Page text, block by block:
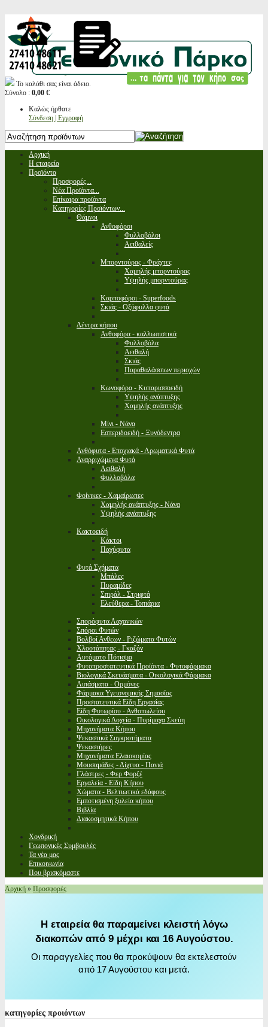
Το καλάθι σας είναι άδειο.
Σύνολο : 0,00 €
Καλώς ήρθατε
Σύνδεση | Εγγραφή
Αρχική
Η εταιρεία
Προϊόντα
Προσφορές...
Νέα Προϊόντα...
Επίκαιρα προϊόντα
Κατηγορίες Προϊόντων...
Θάμνοι
Ανθοφόροι
Φυλλοβόλοι
Αειθαλείς
Μπορντούρας - Φράχτες
Χαμηλής μπορντούρας
Υψηλής μπορντούρας
Καρποφόροι - Superfoods
Σκιάς - Οξύφυλλα φυτά
Δέντρα κήπου
Ανθοφόρα - καλλωπιστικά
Φυλλοβόλα
Αειθαλή
Σκιάς
Παραθαλάσσιων περιοχών
Κωνοφόρα - Κυπαρισσοειδή
Υψηλής ανάπτυξης
Χαμηλής ανάπτυξης
Μίνι - Νάνα
Εσπεριδοειδή - Ξυνόδεντρα
Ανθόφυτα - Εποχιακά - Αρωματικά Φυτά
Αναρριχώμενα Φυτά
Αειθαλή
Φυλλοβόλα
Φοίνικες - Χαμαίρωπες
Χαμηλής ανάπτυξης - Νάνα
Υψηλής ανάπτυξης
Κακτοειδή
Κάκτοι
Παχύφυτα
Φυτά Σχήματα
Μπάλες
Πυραμίδες
Σπιράλ - Στριφτά
Ελεύθερα - Τοπιάρια
Σπορόφυτα Λαχανικών
Σπόροι Φυτών
Βολβοί Ανθεων - Ριζώματα Φυτών
Χλοοτάπητας - Γκαζόν
Αυτόματο Πότισμα
Φυτοπροστατευτικά Προϊόντα - Φυτοφάρμακα
Βιολογικά Σκευάσματα - Οικολογικά Φάρμακα
Λιπάσματα - Ορμόνες
Φάρμακα Υγειονομικής Σημασίας
Προστατευτικά Είδη Εργασίας
Είδη Φυτωρίου - Ανθοπωλείου
Οικολογικά Δοχεία - Πυρίμαχα Σκεύη
Μηχανήματα Κήπου
Ψεκαστικά Συγκροτήματα
Ψεκαστήρες
Μηχανήματα Ελαιοκομίας
Μουσαμάδες - Δίχτυα - Πανιά
Γλάστρες - Φερ Φορζέ
Εργαλεία - Είδη Κήπου
Χώματα - Βελτιωτικά εδάφους
Εμποτισμένη ξυλεία κήπου
Βιβλία
Διακοσμητικά Κήπου
Χονδρική
Γεωπονικές Συμβουλές
Τα νέα μας
Επικοινωνία
Που βρισκόμαστε
Αρχική » Προσφορές
Η εταιρεία θα παραμείνει κλειστή λόγω
διακοπών από 9 μέχρι και 16 Αυγούστου.
Οι παραγγελίες που θα προκύψουν θα εκτελεστούν
από 17 Αυγούστου και μετά.
κατηγορίες προιόντων